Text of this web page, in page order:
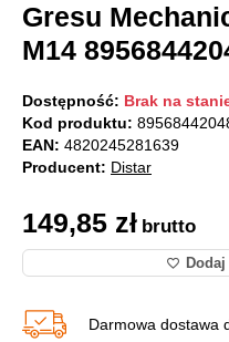
Gresu
M14
Dostępność: Brak na
Kod produktu:
EAN: 4820245281639
Producent: Distar
149,85 zł brutto
Darmowa dostawa